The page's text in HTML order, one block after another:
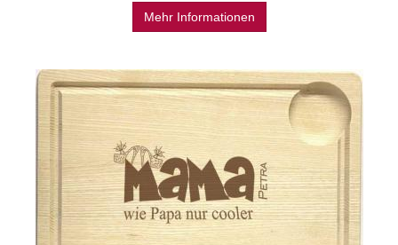
Mehr Informationen